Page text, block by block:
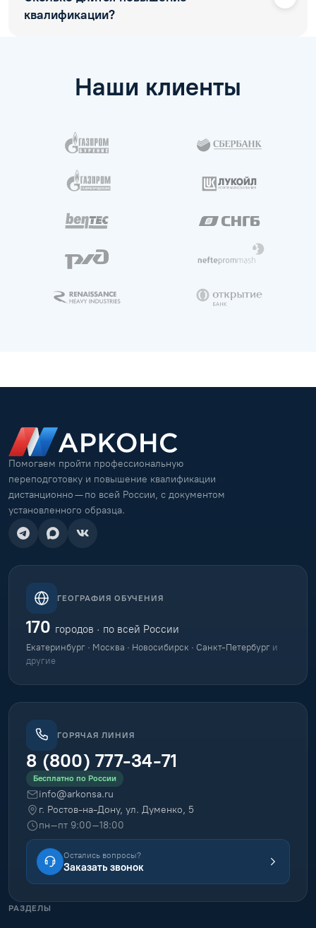
квалификации?
Наши клиенты
Помогаем пройти профессиональную
переподготовку и повышение квалификации
дистанционно — по всей России, с документом
установленного образца.
ГЕОГРАФИЯ ОБУЧЕНИЯ
170 городов · по всей России
Екатеринбург · Москва · Новосибирск · Санкт-Петербург и
другие
ГОРЯЧАЯ ЛИНИЯ
8 (800) 777-34-71
Бесплатно по России
info@arkonsa.ru
г. Ростов-на-Дону, ул. Думенко, 5
пн–пт 9:00–18:00
Остались вопросы?
Заказать звонок
РАЗДЕЛЫ